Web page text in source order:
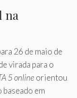
na
26 de maio de
virada para o
5 online orientou
em